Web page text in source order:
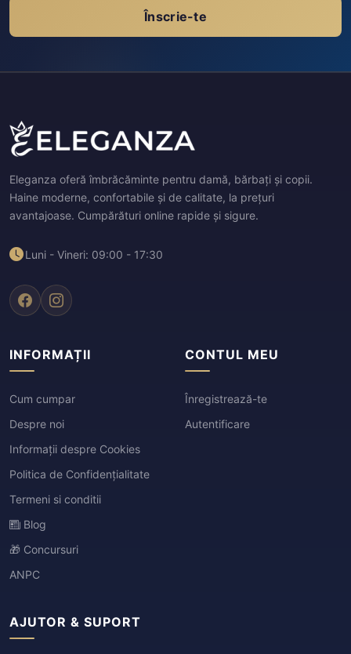
Înscrie-te
Eleganza oferă îmbrăcăminte pentru damă, bărbați și copii.
Haine moderne, confortabile și de calitate, la prețuri
avantajoase. Cumpărături online rapide și sigure.
Luni - Vineri: 09:00 - 17:30
INFORMAȚII
Cum cumpar
Despre noi
Informații despre Cookies
Politica de Confidențialitate
Termeni si conditii
Blog
🎁 Concursuri
ANPC
CONTUL MEU
Înregistrează-te
Autentificare
AJUTOR & SUPORT